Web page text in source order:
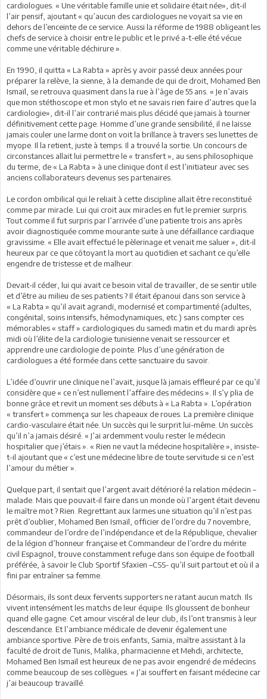
cardiologues. « Une véritable famille unie et solidaire était née», dit-il
l’air pensif, ajoutant « qu’aucun des cardiologues ne voyait sa vie en
dehors de l’enceinte de ce service. Aussi la réforme de 1988 obligeant les
chefs de service à choisir entre le public et le privé a-t-elle été vécue
comme une véritable déchirure ».
En 1990, il quitta « La Rabta » après y avoir passé deux années pour
préparer la relève, la sienne, à la demande de qui de droit, Mohamed Ben
Ismaïl, se retrouva quasiment dans la rue à l’âge de 55 ans. « Je n’avais
que mon stéthoscope et mon stylo et ne savais rien faire d’autres que la
cardiologie», dit-il l’air contrarié mais plus décidé que jamais à tourner
définitivement cette page. Homme d’une grande sensibilité, il ne laisse
jamais couler une larme dont on voit la brillance à travers ses lunettes de
myope. Il la retient, juste à temps. Il a trouvé la sortie. Un concours de
circonstances allait lui permettre le « transfert », au sens philosophique
du terme, de « La Rabta » à une clinique dont il est l’initiateur avec ses
anciens collaborateurs devenus ses partenaires.
Le cordon ombilical qui le reliait à cette discipline allait être reconstitué
comme par miracle. Lui qui croit aux miracles en fut le premier surpris.
Tout comme il fut surpris par l’arrivée d’une patiente trois ans après
avoir diagnostiquée comme mourante suite à une défaillance cardiaque
gravissime. « Elle avait effectué le pèlerinage et venait me saluer », dit-il
heureux par ce que côtoyant la mort au quotidien et sachant ce qu’elle
engendre de tristesse et de malheur.
Devait-il céder, lui qui avait ce besoin vital de travailler, de se sentir utile
et d’être au milieu de ses patients ? Il était épanoui dans son service à
« La Rabta » qu’il avait agrandi, modernisé et compartimenté (adultes,
congénital, soins intensifs, hémodynamiques, etc.) sans compter ces
mémorables « staff » cardiologiques du samedi matin et du mardi après
midi où l’élite de la cardiologie tunisienne venait se ressourcer et
apprendre une cardiologie de pointe. Plus d’une génération de
cardiologues a été formée dans cette sanctuaire du savoir.
L’idée d’ouvrir une clinique ne l’avait, jusque là jamais effleuré par ce qu’il
considère que « ce n’est nullement l’affaire des médecins ». Il s’y plia de
bonne grâce et revit un moment ses débuts à « La Rabta ». L’opération
« transfert » commença sur les chapeaux de roues. La première clinique
cardio-vasculaire était née. Un succès qui le surprit lui-même. Un succès
qu’il n’a jamais désiré. « J’ai ardemment voulu rester le médecin
hospitalier que j’étais ». « Rien ne vaut la médecine hospitalière », insiste-
t-il ajoutant que « c’est une médecine libre de toute servitude si ce n’est
l’amour du métier ».
Quelque part, il sentait que l’argent avait détérioré la relation médecin –
malade. Mais que pouvait-il faire dans un monde où l’argent était devenu
le maître mot ? Rien. Regrettant aux larmes une situation qu’il n’est pas
prêt d’oublier, Mohamed Ben Ismaïl, officier de l’ordre du 7 novembre,
commandeur de l’ordre de l’indépendance et de la République, chevalier
de la légion d’honneur française et Commandeur de l’ordre du mérite
civil Espagnol, trouve constamment refuge dans son équipe de football
préférée, à savoir le Club Sportif Sfaxien –CSS- qu’il suit partout et où il a
fini par entraîner sa femme.
Désormais, ils sont deux fervents supporters ne ratant aucun match. Ils
vivent intensément les matchs de leur équipe. Ils gloussent de bonheur
quand elle gagne. Cet amour viscéral de leur club, ils l’ont transmis à leur
descendance. Et l’ambiance médicale de devenir également une
ambiance sportive. Père de trois enfants, Samia, maître assistant à la
faculté de droit de Tunis, Malika, pharmacienne et Mehdi, architecte,
Mohamed Ben Ismaïl est heureux de ne pas avoir engendré de médecins
comme beaucoup de ses collègues. « J’ai souffert en faisant médecine car
j’ai beaucoup travaillé.